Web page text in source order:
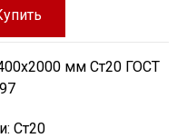
мм Ст20 ГОСТ
Ст20